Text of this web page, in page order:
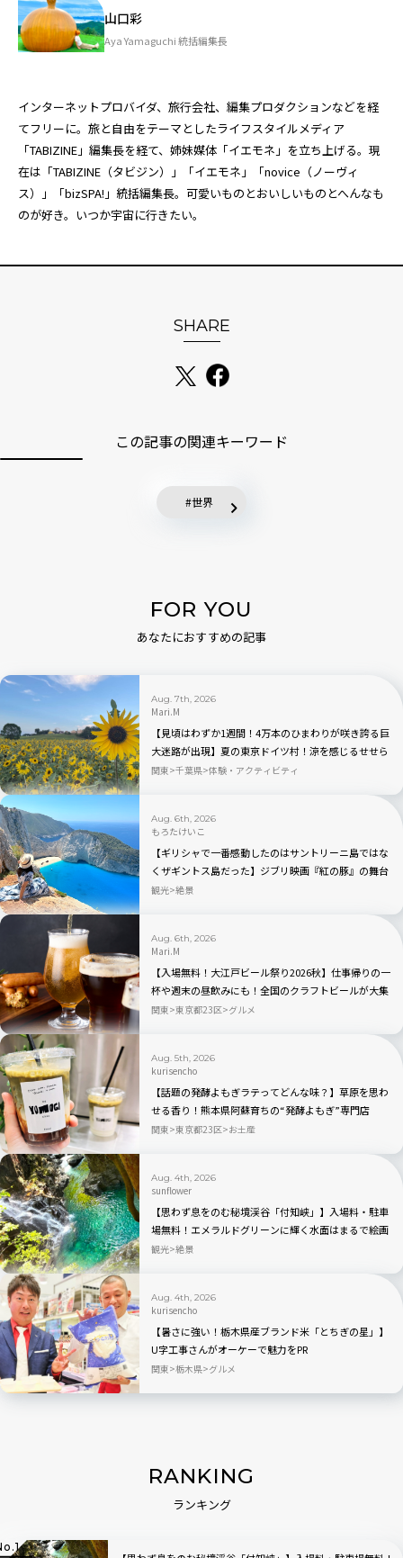
山口彩
Aya Yamaguchi 統括編集長
インターネットプロバイダ、旅行会社、編集プロダクションなどを経
てフリーに。旅と自由をテーマとしたライフスタイルメディア
「TABIZINE」編集長を経て、姉妹媒体「イエモネ 」を立ち上げる。現
在は「TABIZINE（タビジン）」「イエモネ」「novice（ノーヴィ
ス）」「bizSPA!」統括編集長。可愛いものとおいしいものとへんなも
のが好き。いつか宇宙に行きたい。
SHARE
この記事の関連キーワード
世界
FOR YOU
あなたにおすすめの記事
Aug. 7th, 2026
Mari.M
【見頃はわずか1週間！4万本のひまわりが咲き誇る巨
大迷路が出現】夏の東京ドイツ村！涼を感じるせせら
ぎエリアも｜千葉県・袖ケ浦
関東 千葉県 体験・アクティビティ
Aug. 6th, 2026
もろたけいこ
【ギリシャで一番感動したのはサントリーニ島ではな
くザギントス島だった】ジブリ映画『紅の豚』の舞台
と言われるナヴァイオビーチ観光のベストの時間帯
観光 絶景
Aug. 6th, 2026
Mari.M
【入場無料！大江戸ビール祭り2026秋】仕事帰りの一
杯や週末の昼飲みにも！全国のクラフトビールが大集
合｜品川
関東 東京都23区 グルメ
Aug. 5th, 2026
kurisencho
【話題の発酵よもぎラテってどんな味？】草原を思わ
せる香り！熊本県阿蘇育ちの“発酵よもぎ”専門店
「BETWEEN by THE YOMOGI STAND」渋谷にオープ
関東 東京都23区 お土産
Aug. 4th, 2026
sunflower
【思わず息をのむ秘境渓谷「付知峡」】入場料・駐車
場無料！エメラルドグリーンに輝く水面はまるで絵画
のよう｜岐阜県中津川市
観光 絶景
Aug. 4th, 2026
kurisencho
【暑さに強い！栃木県産ブランド米「とちぎの星」】
U字工事さんがオーケーで魅力をPR
関東 栃木県 グルメ
RANKING
ランキング